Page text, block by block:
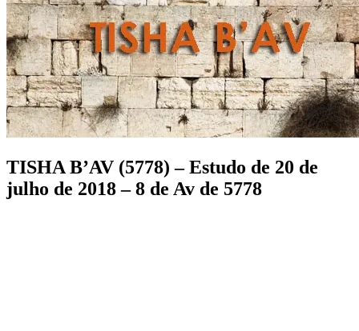
TISHA B’AV (5778) – Estudo de 20 de
julho de 2018 – 8 de Av de 5778